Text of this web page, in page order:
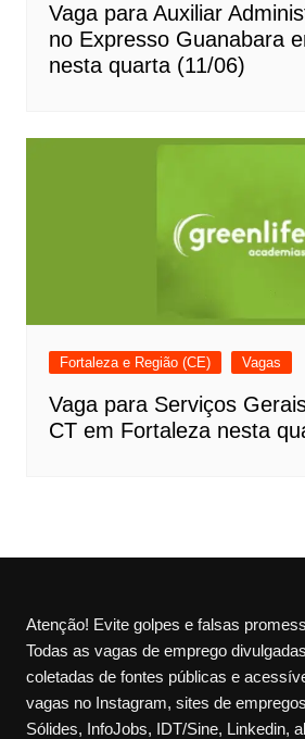
Vaga para Auxiliar
no Expresso Guanabara
nesta quarta (11/06)
Fortaleza e Região (CE) Vagas
Vaga para Serviços
CT em Fortaleza nesta
Atenção! Evite golpes e falsas
Todas as vagas de emprego
coletadas de fontes públicas e
vagas no Instagram, sites de
Sólides, InfoJobs, IDT/Sine, Linkedin,